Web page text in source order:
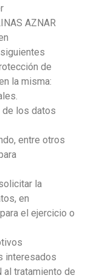
AZNAR
de
la misma:
de los datos
entre otros
la
en
el ejercicio o
interesados
al tratamiento de